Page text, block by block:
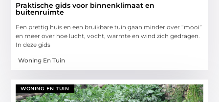
Praktische gids voor binnenklimaat en
buitenruimte
Een prettig huis en een bruikbare tuin gaan minder over “mooi”
en meer over hoe lucht, vocht, warmte en wind zich gedragen.
In deze gids
Woning En Tuin
WONING EN TUIN